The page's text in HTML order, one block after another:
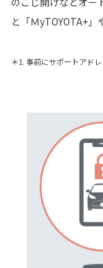
と「ＭyTOYOTA+」
＊1. 事前にサポートアド